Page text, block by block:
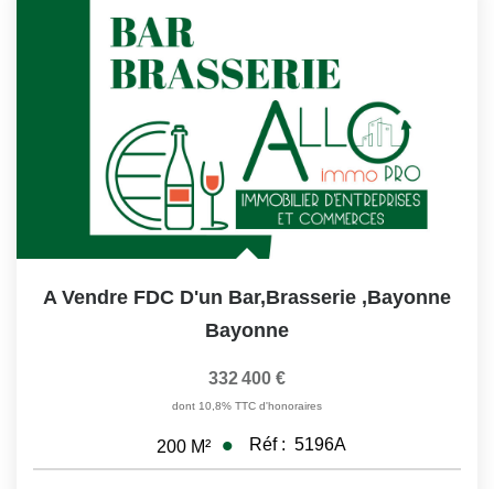
A Vendre FDC D'un Bar,brasserie ,Bayonne
Bayonne
332 400 €
dont 10,8% TTC d'honoraires
200 M² Réf : 5196A